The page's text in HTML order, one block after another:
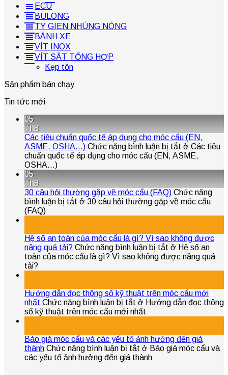
ECU
BULONG
TY GIEN NHÚNG NÓNG
BÁNH XE
VÍT INOX
VÍT SẮT TỔNG HỢP
Kẹp tôn
Sản phẩm bán chạy
Tin tức mới
05
Th8
Các tiêu chuẩn quốc tế áp dụng cho móc cẩu (EN,
ASME, OSHA…) Chức năng bình luận bị tắt ở Các tiêu
chuẩn quốc tế áp dụng cho móc cẩu (EN, ASME,
OSHA…)
05
Th8
30 câu hỏi thường gặp về móc cẩu (FAQ) Chức năng
bình luận bị tắt ở 30 câu hỏi thường gặp về móc cẩu
(FAQ)
Hệ số an toàn của móc cẩu là gì? Vì sao không được
nâng quá tải? Chức năng bình luận bị tắt ở Hệ số an
toàn của móc cẩu là gì? Vì sao không được nâng quá
tải?
Hướng dẫn đọc thông số kỹ thuật trên móc cẩu mới
nhất Chức năng bình luận bị tắt ở Hướng dẫn đọc thông
số kỹ thuật trên móc cẩu mới nhất
Báo giá móc cẩu và các yếu tố ảnh hưởng đến giá
thành Chức năng bình luận bị tắt ở Báo giá móc cẩu và
các yếu tố ảnh hưởng đến giá thành